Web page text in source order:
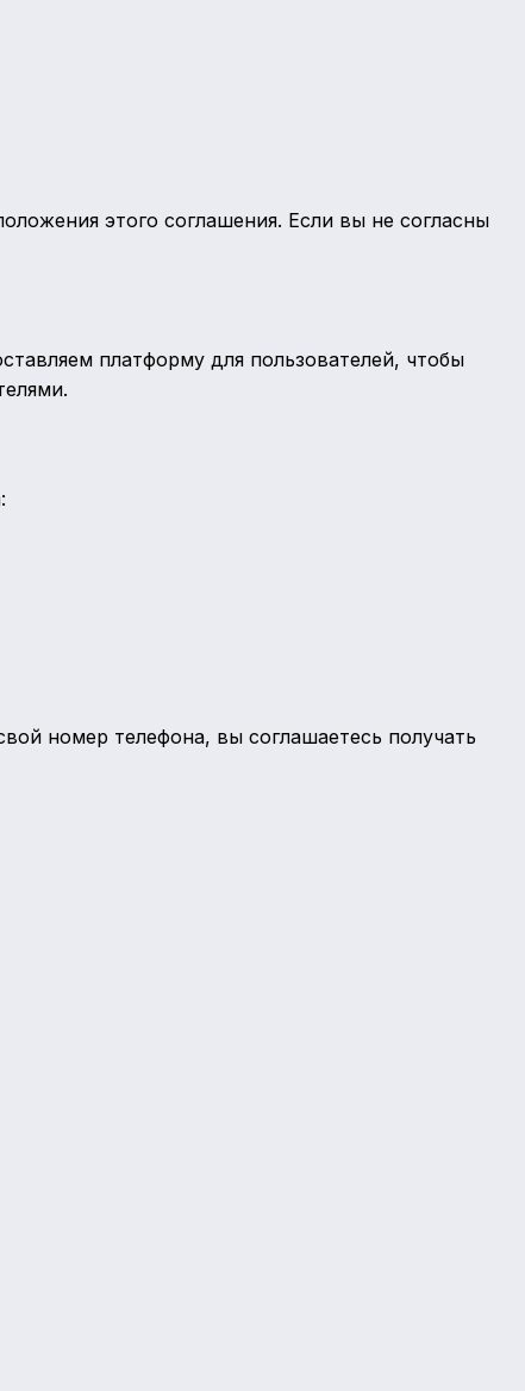
этого соглашения. Если вы не согласны
платформу для пользователей, чтобы
номер телефона, вы соглашаетесь получать